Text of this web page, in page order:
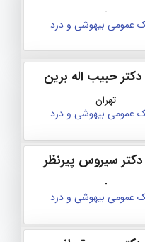
-
عمومی بیهوشی و درد
حبیب اله برین
تهران
عمومی بیهوشی و درد
دکتر سیروس پیرنظر
-
عمومی بیهوشی و درد